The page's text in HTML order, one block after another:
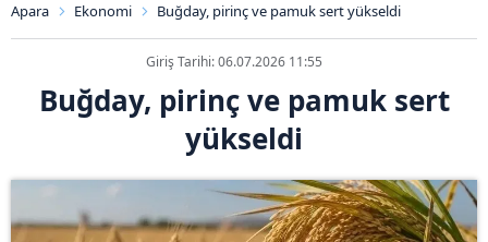
Apara Ekonomi Buğday, pirinç ve pamuk sert yükseldi
Giriş Tarihi: 06.07.2026 11:55
Buğday, pirinç ve pamuk sert
yükseldi